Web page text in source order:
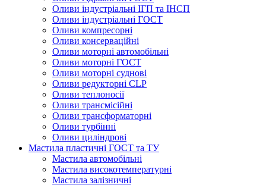
Оливи індустріальні ІГП та ІНСП
Оливи індустріальні ГОСТ
Оливи компресорні
Оливи консерваційні
Оливи моторні автомобільні
Оливи моторні ГОСТ
Оливи моторні суднові
Оливи редукторні CLP
Оливи теплоносії
Оливи трансмісійні
Оливи трансформаторні
Оливи турбінні
Оливи циліндрові
Мастила пластичні ГОСТ та ТУ
Мастила автомобільні
Мастила високотемпературні
Мастила залізничні